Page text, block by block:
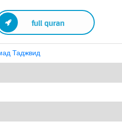
full quran
Таджвид